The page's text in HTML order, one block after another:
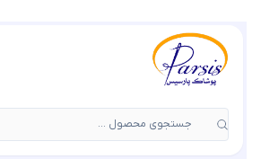
جستجوی محصول ...